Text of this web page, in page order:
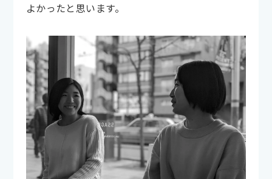
よかったと思います。